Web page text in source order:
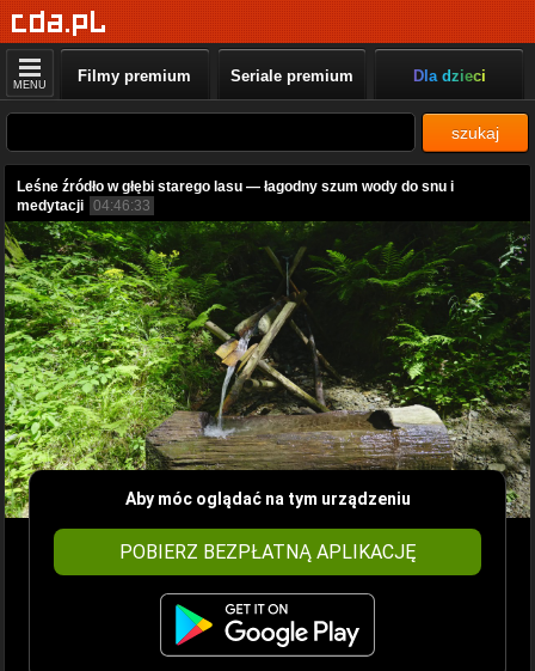
MENU Filmy premium Seriale premium Dla dzieci
szukaj
Leśne źródło w głębi starego lasu — łagodny szum wody do snu i
medytacji 04:46:33
Aby móc oglądać na tym urządzeniu
POBIERZ BEZPŁATNĄ APLIKACJĘ